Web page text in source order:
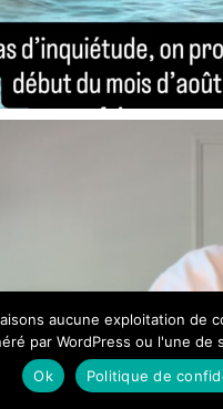
aucune exploitation de
par WordPress ou l'une de
Ok
Politique de